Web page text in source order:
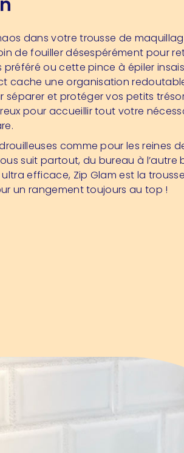
dans votre trousse de
de fouiller désespérément pour
ou cette pince à épiler
cache une organisation
séparer et protéger vos petits
pour accueillir tout votre
comme pour les reines
suit partout, du bureau à l’autre
efficace, Zip Glam est la
un rangement toujours au top !